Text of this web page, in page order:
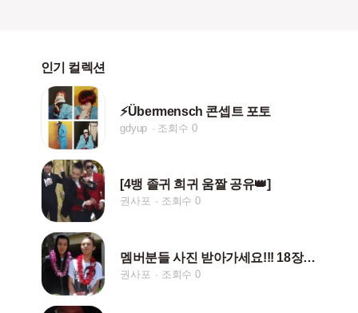
인기 컬렉션
⚡Übermensch 콘셉트 포토
gdyup 조회수 0
[4뱅 졸귀 희귀 움짤 공유👑]
권사포 조회수 0
멤버분들 사진 받아가세요!!! 18장입니다!
권사포 조회수 0